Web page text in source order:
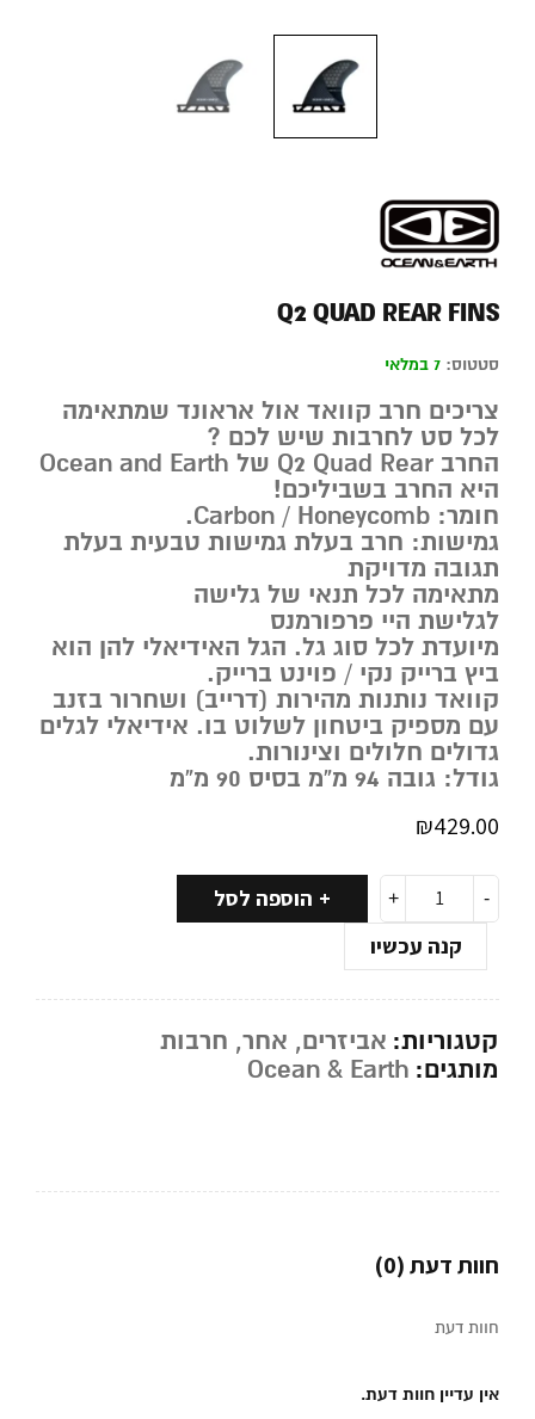
Q2 QUAD REAR FINS
סטטוס: 7 במלאי
צריכים חרב קוואד אול אראונד שמתאימה
לכל סט לחרבות שיש לכם ?
החרב Q2 Quad Rear של Ocean and Earth
היא החרב בשביליכם!
חומר: Carbon / Honeycomb.
גמישות: חרב בעלת גמישות טבעית בעלת
תגובה מדויקת
מתאימה לכל תנאי של גלישה
לגלישת היי פרפורמנס
מיועדת לכל סוג גל. הגל האידיאלי להן הוא
ביץ ברייק נקי / פוינט ברייק.
קוואד נותנות מהירות (דרייב) ושחרור בזנב
עם מספיק ביטחון לשלוט בו. אידיאלי לגלים
גדולים חלולים וצינורות.
גודל: גובה 94 מ”מ בסיס 90 מ”מ
₪429.00
הוספה לסל
קנה עכשיו
קטגוריות: אביזרים, אחר, חרבות
מותגים: Ocean & Earth
חוות דעת (0)
חוות דעת
אין עדיין חוות דעת.